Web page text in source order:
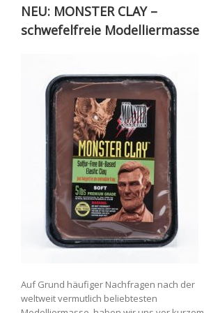
NEU: MONSTER CLAY –
schwefelfreie Modelliermasse
Auf Grund häufiger Nachfragen nach der
weltweit vermutlich beliebtesten